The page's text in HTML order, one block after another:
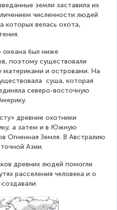
земли заставила их
численности людей
которых велась охота,
океана был ниже
поэтому существовали
и островами. На
суша, которая
северо-восточную
древние охотники
а затем и в Южную
Огненная Земля. В Австралию
Азии.
древних людей помогли
расселения человека и о